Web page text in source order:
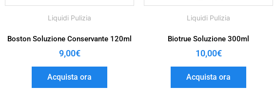
Liquidi Pulizia
Boston Soluzione Conservante 120ml
9,00€
Acquista ora
Liquidi Pulizia
Biotrue Soluzione 300ml
10,00€
Acquista ora